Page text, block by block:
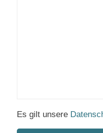
Es gilt unsere